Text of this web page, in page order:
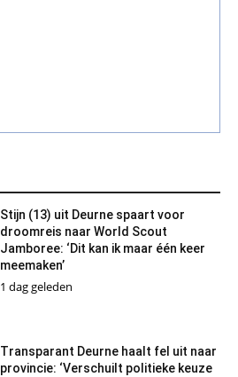
Stijn (13) uit Deurne spaart voor
droomreis naar World Scout
Jamboree: ‘Dit kan ik maar één keer
meemaken’
1 dag geleden
Transparant Deurne haalt fel uit naar
provincie: ‘Verschuilt politieke keuze